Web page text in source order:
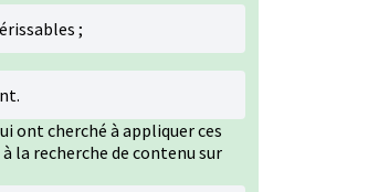
;
cherché à appliquer ces
la recherche de contenu sur